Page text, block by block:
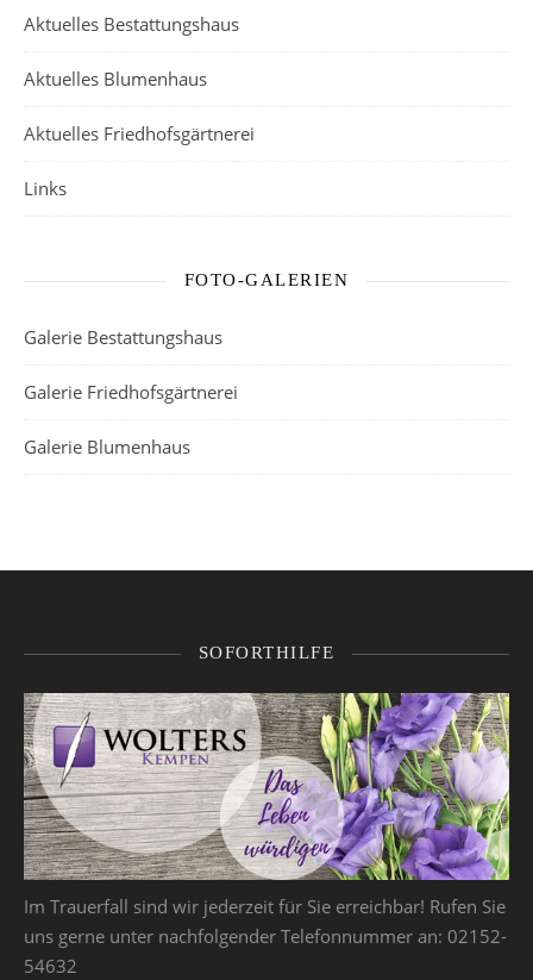
Aktuelles Bestattungshaus
Aktuelles Blumenhaus
Aktuelles Friedhofsgärtnerei
Links
FOTO-GALERIEN
Galerie Bestattungshaus
Galerie Friedhofsgärtnerei
Galerie Blumenhaus
SOFORTHILFE
Im Trauerfall sind wir jederzeit für Sie erreichbar! Rufen Sie
uns gerne unter nachfolgender Telefonnummer an: 02152-
54632